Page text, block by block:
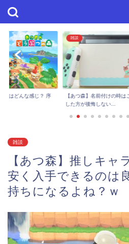
捗はどんな感じ？ 序
雑談
【あつ森】名前付けの時は
した方が後悔しない...
雑談
【あつ森】推しキャ
安く入手できるのは
持ちになるよね？ｗ